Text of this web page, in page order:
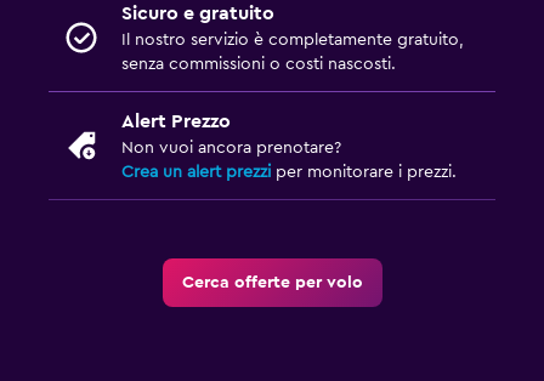
Sicuro e gratuito
Il nostro servizio è completamente gratuito,
senza commissioni o costi nascosti.
Alert Prezzo
Non vuoi ancora prenotare?
Crea un alert prezzi per monitorare i prezzi.
Cerca offerte per volo